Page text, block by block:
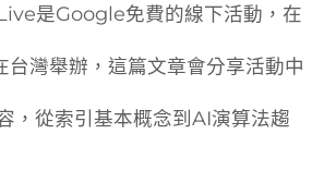
是Google免費的線下活動，在
台灣舉辦，這篇文章會分享活動中
，從索引基本概念到AI演算法趨